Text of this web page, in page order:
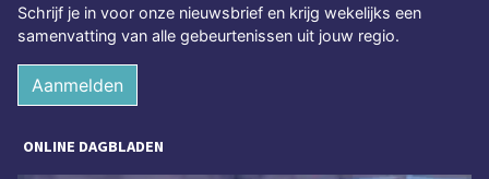
Schrijf je in voor onze nieuwsbrief en krijg wekelijks een
samenvatting van alle gebeurtenissen uit jouw regio.
Aanmelden
ONLINE DAGBLADEN